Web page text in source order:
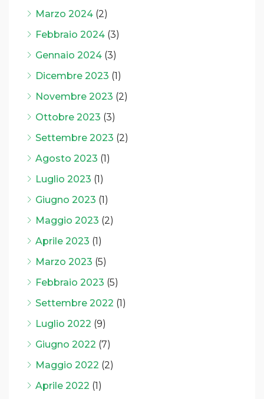
Marzo 2024 (2)
Febbraio 2024 (3)
Gennaio 2024 (3)
Dicembre 2023 (1)
Novembre 2023 (2)
Ottobre 2023 (3)
Settembre 2023 (2)
Agosto 2023 (1)
Luglio 2023 (1)
Giugno 2023 (1)
Maggio 2023 (2)
Aprile 2023 (1)
Marzo 2023 (5)
Febbraio 2023 (5)
Settembre 2022 (1)
Luglio 2022 (9)
Giugno 2022 (7)
Maggio 2022 (2)
Aprile 2022 (1)